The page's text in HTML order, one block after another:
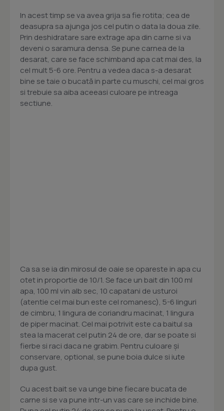
In acest timp se va avea grija sa fie rotita; cea de
deasupra sa ajunga jos cel putin o data la doua zile.
Prin deshidratare sare extrage apa din carne si va
deveni o saramura densa. Se pune carnea de la
desarat, care se face schimband apa cat mai des, la
cel mult 5-6 ore. Pentru a vedea daca s-a desarat
bine se taie o bucată in parte cu muschi, cel mai gros
si trebuie sa aiba aceeasi culoare pe intreaga
sectiune.
Ca sa se ia din mirosul de oaie se opareste in apa cu
otet in proportie de 10/1. Se face un bait din 100 ml
apa, 100 ml vin alb sec, 10 capatani de usturoi
(atentie cel mai bun este cel romanesc), 5-6 linguri
de cimbru, 1 lingura de coriandru macinat, 1 lingura
de piper macinat. Cel mai potrivit este ca baitul sa
stea la macerat cel putin 24 de ore, dar se poate si
fierbe si raci daca ne grabim. Pentru culoare și
conservare, optional, se pune boia dulce si iute
dupa gust.
Cu acest bait se va unge bine fiecare bucata de
carne si se va pune intr-un vas care se inchide bine.